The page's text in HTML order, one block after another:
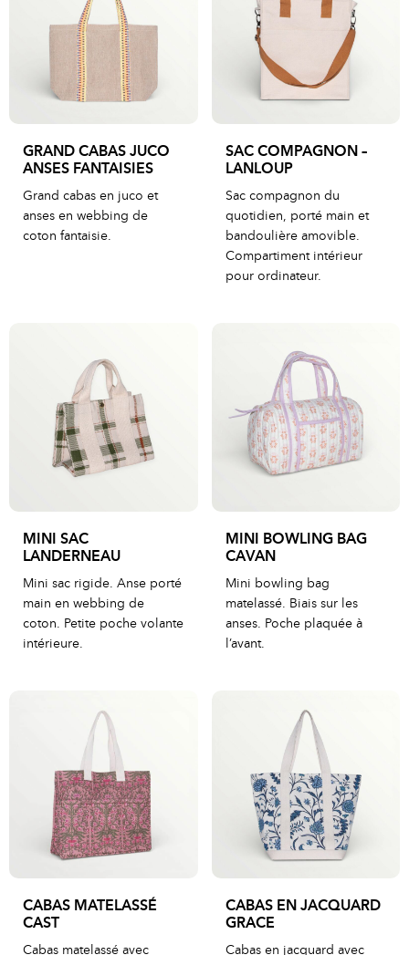
GRAND CABAS JUCO
ANSES FANTAISIES
Grand cabas en juco et
anses en webbing de
coton fantaisie.
SAC COMPAGNON –
LANLOUP
Sac compagnon du
quotidien, porté main et
bandoulière amovible.
Compartiment intérieur
pour ordinateur.
MINI SAC
LANDERNEAU
Mini sac rigide. Anse porté
main en webbing de
coton. Petite poche volante
intérieure.
MINI BOWLING BAG
CAVAN
Mini bowling bag
matelassé. Biais sur les
anses. Poche plaquée à
l’avant.
CABAS MATELASSÉ
CAST
Cabas matelassé avec
CABAS EN JACQUARD
GRACE
Cabas en jacquard avec